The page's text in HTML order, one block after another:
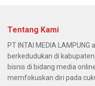
Tentang Kami
PT INTAI MEDIA
berkedudukan di
bisnis di bidang media
memfokuskan diri pada